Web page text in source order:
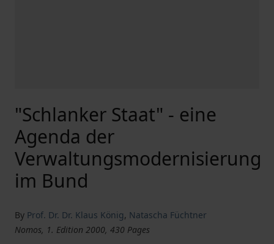
"Schlanker Staat" - eine
Agenda der
Verwaltungsmodernisierung
im Bund
By Prof. Dr. Dr. Klaus König, Natascha Füchtner
Nomos, 1. Edition 2000, 430 Pages